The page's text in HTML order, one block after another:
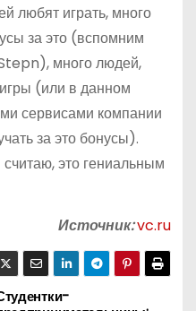
любят играть, много
за это (вспомним
много людей,
(или в данном
сервисами компании
за это бонусы).
это гениальным
Источник:vc.ru